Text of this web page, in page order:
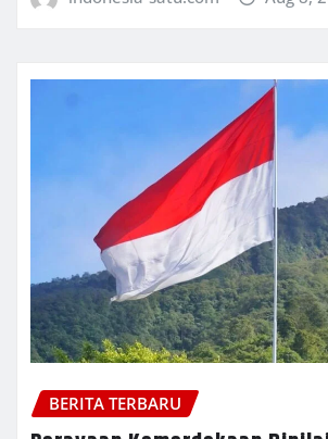
BERITA TERBARU